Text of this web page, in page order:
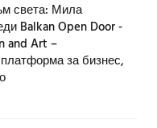
света: Мила
Balkan Open Door -
and Art –
за бизнес,